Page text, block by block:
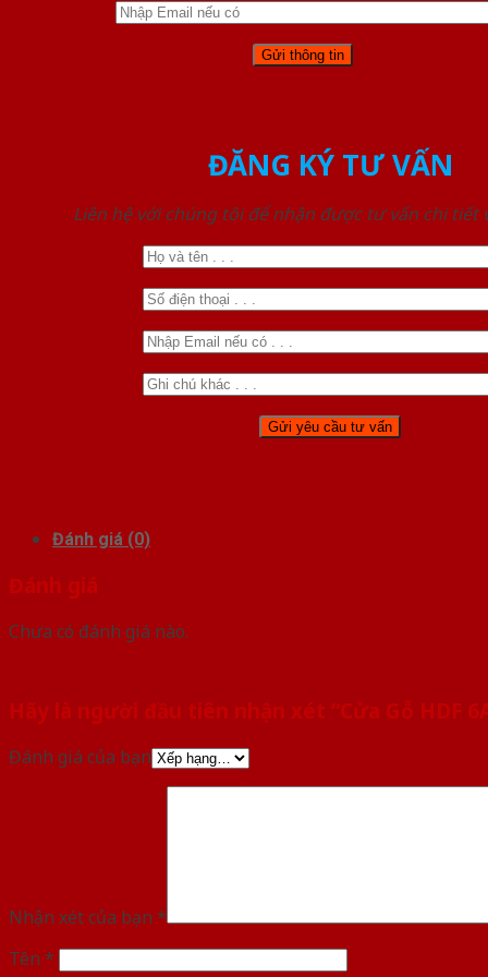
ĐĂNG KÝ TƯ VẤN
Liên hệ với chúng tôi để nhận được tư vấn chi tiết
Đánh giá (0)
Đánh giá
Chưa có đánh giá nào.
Hãy là người đầu tiên nhận xét “Cửa Gỗ HDF
Đánh giá của bạn
Nhận xét của bạn *
Tên *